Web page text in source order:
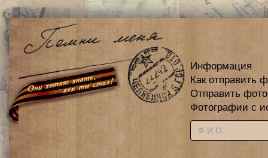
Информация
Как отправить
Отправить
Фотографии с